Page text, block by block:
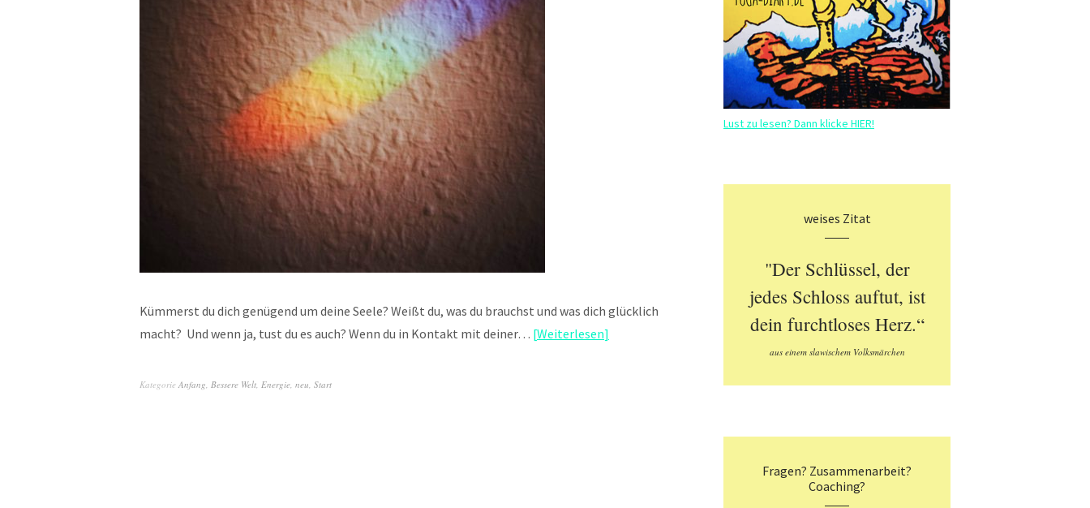
Kümmerst du dich genügend um deine Seele? Weißt du, was du brauchst und was dich glücklich
macht? Und wenn ja, tust du es auch? Wenn du in Kontakt mit deiner… Weiterlesen
Kategorie Anfang, Bessere Welt, Energie, neu, Start
Lust zu lesen? Dann klicke HIER!
weises Zitat
"Der Schlüssel, der
jedes Schloss auftut, ist
dein furchtloses Herz.“
aus einem slawischem Volksmärchen
Fragen? Zusammenarbeit?
Coaching?